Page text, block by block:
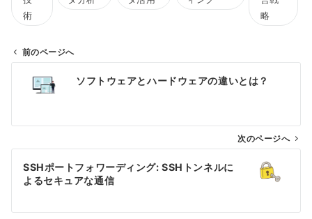
術
略
ン
前のページへ
ソフトウェアとハードウェアの違いとは？
次のページへ
SSHポートフォワーディング: SSHトンネルに
よるセキュアな通信